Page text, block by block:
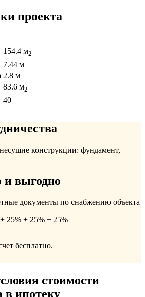
проекта
154.4 м2
7.44 м
2.8 м
83.6 м2
40
конструкции: фундамент,
и выгодно
документы по снабжению объекта
25% + 25% + 25%
бесплатно.
стоимости
в ипотеку